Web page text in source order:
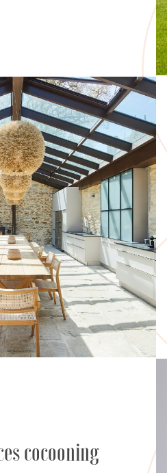
cocooning